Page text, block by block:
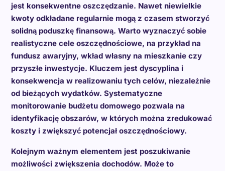
jest konsekwentne oszczędzanie. Nawet niewielkie
kwoty odkładane regularnie mogą z czasem stworzyć
solidną poduszkę finansową. Warto wyznaczyć sobie
realistyczne cele oszczędnościowe, na przykład na
fundusz awaryjny, wkład własny na mieszkanie czy
przyszłe inwestycje. Kluczem jest dyscyplina i
konsekwencja w realizowaniu tych celów, niezależnie
od bieżących wydatków. Systematyczne
monitorowanie budżetu domowego pozwala na
identyfikację obszarów, w których można zredukować
koszty i zwiększyć potencjał oszczędnościowy.
Kolejnym ważnym elementem jest poszukiwanie
możliwości zwiększenia dochodów. Może to